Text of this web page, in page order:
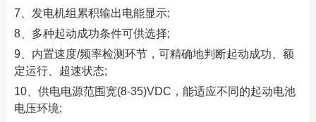
7、发电机组累积输出电能显示;
8、多种起动成功条件可供选择;
9、内置速度/频率检测环节，可精确地判断起动成功、额
定运行、超速状态;
10、供电电源范围宽(8-35)VDC，能适应不同的起动电池
电压环境;